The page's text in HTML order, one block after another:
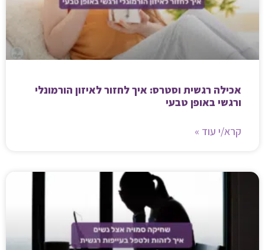
אכילה רגשית וסטרס: איך לחזור לאיזון הורמונלי
ורגשי באופן טבעי
קרא/י עוד »